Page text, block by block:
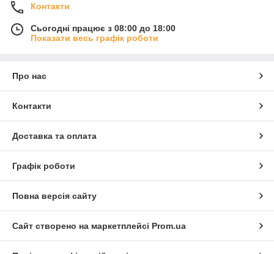
Контакти
Сьогодні працює з 08:00 до 18:00
Показати весь графік роботи
Про нас
Контакти
Доставка та оплата
Графік роботи
Повна версія сайту
Сайт створено на маркетплейсі Prom.ua